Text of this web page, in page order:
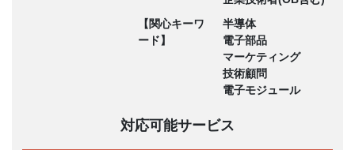
【関心キーワ
ード】
半導体
電子部品
マーケティング
技術顧問
電子モジュール
対応可能サービス